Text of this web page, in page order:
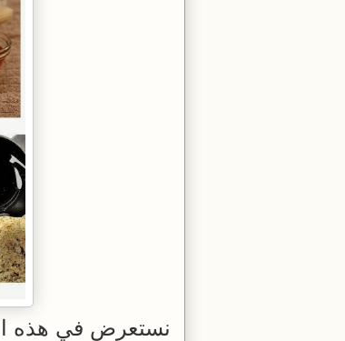
نستعرض في هذه